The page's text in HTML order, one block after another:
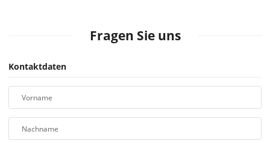
Fragen Sie uns
Kontaktdaten
Vorname
Nachname